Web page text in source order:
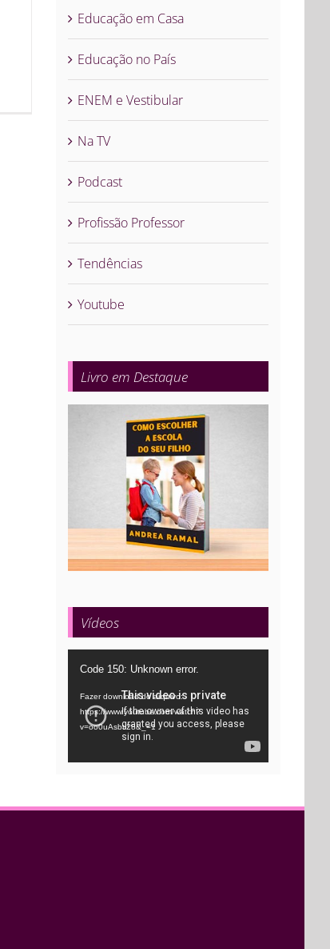
Educação em Casa
Educação no País
ENEM e Vestibular
Na TV
Podcast
Profissão Professor
Tendências
Youtube
Livro em Destaque
Vídeos
Tocador
vídeo
Code 150: Unknown error.
Fazer download do arquivo:
https://www.youtube.com/watch?
v=oo0uAsbti28&_=1